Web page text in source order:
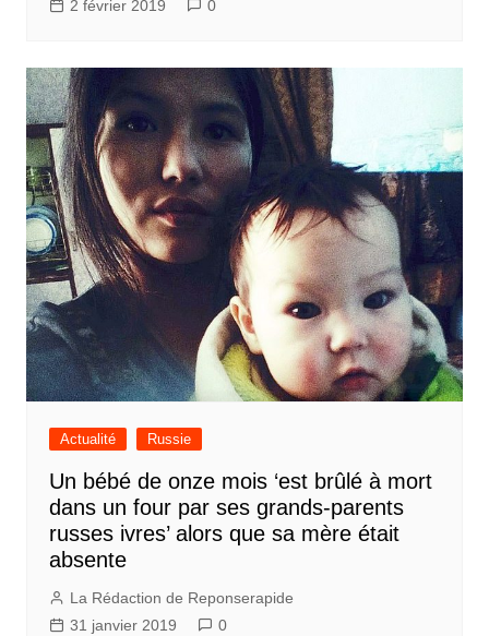
2 février 2019 0
Actualité Russie
Un bébé de onze mois ‘est brûlé à mort
dans un four par ses grands-parents
russes ivres’ alors que sa mère était
absente
La Rédaction de Reponserapide
31 janvier 2019
0